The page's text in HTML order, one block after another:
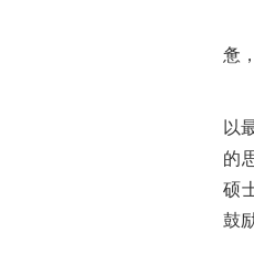
惫
以
的
硕
鼓